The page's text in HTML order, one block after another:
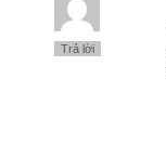
Trả lời